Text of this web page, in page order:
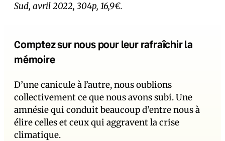
Sud, avril 2022, 304p, 16,9€.
Comptez sur nous pour leur rafraîchir la
mémoire
D’une canicule à l’autre, nous oublions
collectivement ce que nous avons subi. Une
amnésie qui conduit beaucoup d’entre nous à
élire celles et ceux qui aggravent la crise
climatique.